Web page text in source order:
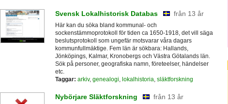
Svensk Lokalhistorisk Databas från 13 år
Här kan du söka bland kommunal- och
sockenstämmoprotokoll för tiden ca 1650-1918, det vill säga
beslutsprotokoll som ungefär motsvarar våra dagars
kommunfullmäktige. Fem län är sökbara: Hallands,
Jönköpings, Kalmar, Kronobergs och Västra Götalands län.
Sök på personer, geografiska namn, företeelser, händelser
etc.
Taggar: arkiv, genealogi, lokalhistoria, släktforskning
Nybörjare Släktforskning från 13 år